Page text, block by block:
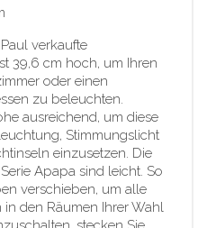
verkaufte
39,6 cm hoch, um Ihren
oder einen
zu beleuchten.
ausreichend, um diese
Stimmungslicht
einzusetzen. Die
Apapa sind leicht. So
verschieben, um alle
den Räumen Ihrer Wahl